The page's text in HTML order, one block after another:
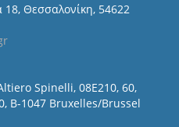
Θεσσαλονίκη, 54622
Spinelli, 08E210, 60,
B-1047 Bruxelles/Brussel